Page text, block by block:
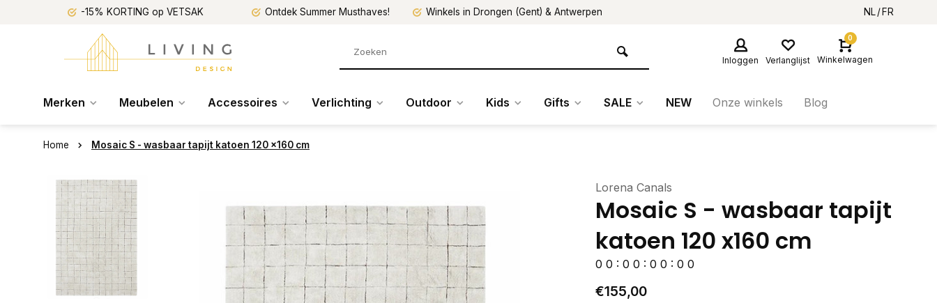
-15% KORTING op VETSAK Ontdek Summer Musthaves! Winkels in Drongen (Gent) & Antwerpen NL FR
Inloggen Verlanglijst
0
Winkelwagen
Merken Meubelen Accessoires Verlichting Outdoor Kids Gifts SALE NEW Onze winkels Blog
Home Mosaic S - wasbaar tapijt katoen 120 x160 cm
Lorena Canals
Mosaic S - wasbaar tapijt
katoen 120 x160 cm
0 0 : 0 0 : 0 0 : 0 0
€155,00